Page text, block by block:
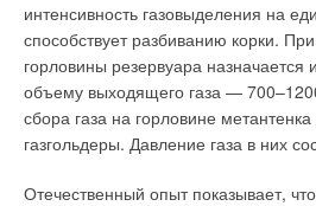
интенсивность газовыделения на
способствует разбиванию корки.
горловины резервуара назначается
объему выходящего газа —
сбора газа на горловине
газгольдеры. Давление газа в них
Отечественный опыт показывает,